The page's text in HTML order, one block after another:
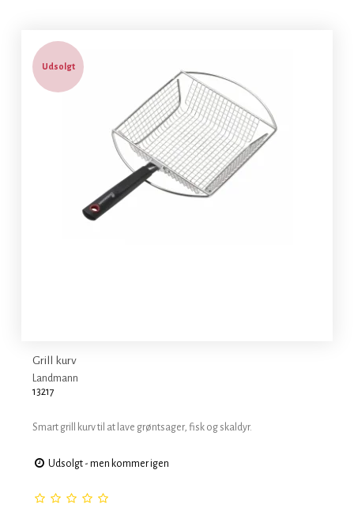
Udsolgt
Grill kurv
Landmann
13217
Smart grill kurv til at lave grøntsager, fisk og skaldyr.
Udsolgt - men kommer igen